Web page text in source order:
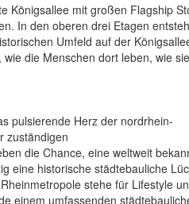
Königsallee mit großen Flagship
In den oberen drei Etagen
Umfeld auf der
die Menschen dort leben, wie sie
pulsierende Herz der nordrhein-
zuständigen
die Chance, eine weltweit
eine historische städtebauliche
stehe für Lifestyle
einem umfassenden